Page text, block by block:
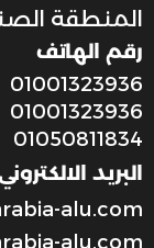
المنطقة
رقم الهاتف
01001323936
01001323936
01050811834
البريد
alu.com
alu.com